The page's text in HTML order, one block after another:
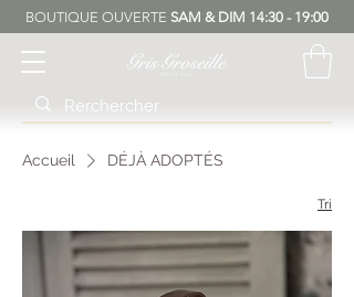
BOUTIQUE OUVERTE SAM & DIM 14:30 - 19:00
Accueil DÉJÀ ADOPTÉS
Tri